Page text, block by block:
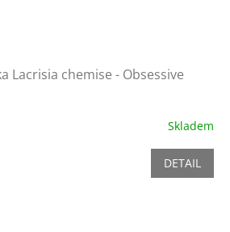
Lacrisia chemise - Obsessive
Skladem
DETAIL